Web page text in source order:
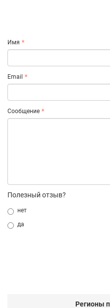
Имя
Email
Сообщение
Полезный отзыв?
нет
да
Регионы